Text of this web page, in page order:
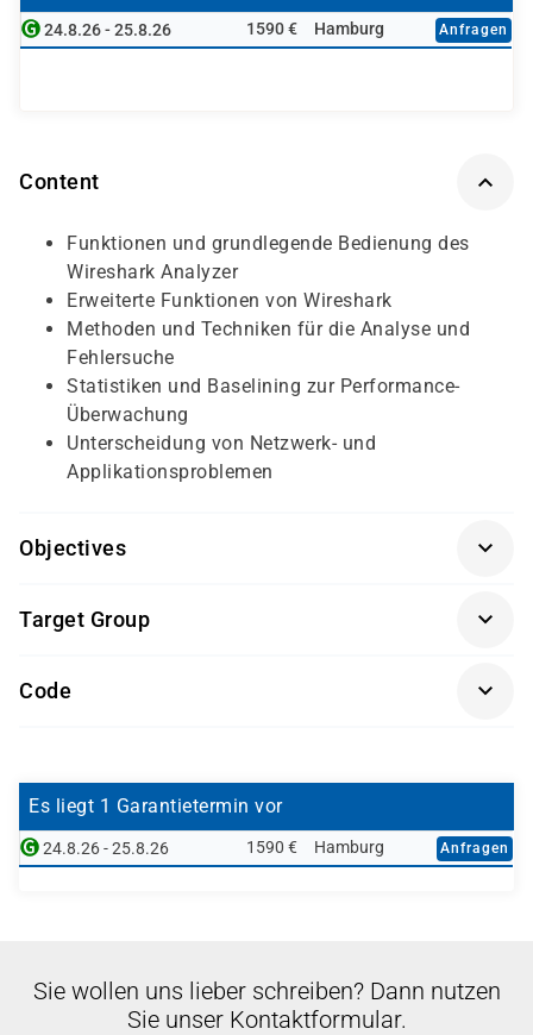
24.8.26 - 25.8.26 1590 € Hamburg Anfragen
Content
Funktionen und grundlegende Bedienung des
Wireshark Analyzer
Erweiterte Funktionen von Wireshark
Methoden und Techniken für die Analyse und
Fehlersuche
Statistiken und Baselining zur Performance-
Überwachung
Unterscheidung von Netzwerk- und
Applikationsproblemen
Objectives
Kenntnisse entsprechend dem Kurs
Networking &
TCP/IP Fundamentals (NWF)
Target Group
Netzwerkadministratoren
Code
Es liegt 1 Garantietermin vor
24.8.26 - 25.8.26 1590 € Hamburg Anfragen
Sie wollen uns lieber schreiben? Dann nutzen
Sie unser Kontaktformular.